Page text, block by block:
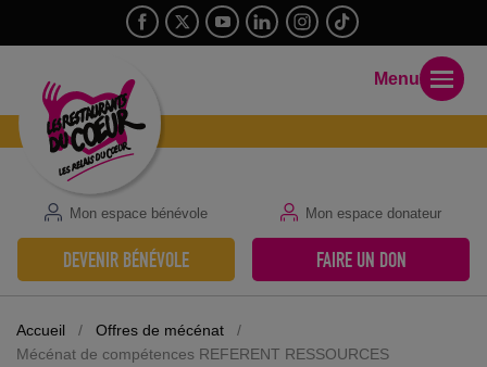
Mon espace bénévole Mon espace donateur
DEVENIR BÉNÉVOLE FAIRE UN DON
Menu
Accueil / Offres de mécénat
/
Mécénat de compétences REFERENT RESSOURCES